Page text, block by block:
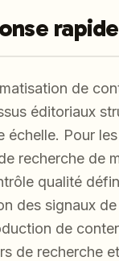
rapide
de
éditoriaux
échelle. Pour
recherche de
qualité
des signaux
de
de recherche